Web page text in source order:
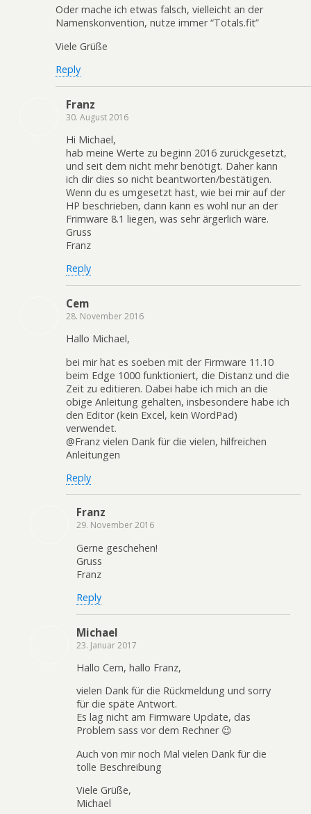
Oder mache ich etwas falsch, vielleicht an der
Namenskonvention, nutze immer “Totals.fit”
Viele Grüße
Reply
Franz
30. August 2016
Hi Michael,
hab meine Werte zu beginn 2016 zurückgesetzt,
und seit dem nicht mehr benötigt. Daher kann
ich dir dies so nicht beantworten/bestätigen.
Wenn du es umgesetzt hast, wie bei mir auf der
HP beschrieben, dann kann es wohl nur an der
Frimware 8.1 liegen, was sehr ärgerlich wäre.
Gruss
Franz
Reply
Cem
28. November 2016
Hallo Michael,
bei mir hat es soeben mit der Firmware 11.10
beim Edge 1000 funktioniert, die Distanz und die
Zeit zu editieren. Dabei habe ich mich an die
obige Anleitung gehalten, insbesondere habe ich
den Editor (kein Excel, kein WordPad)
verwendet.
@Franz vielen Dank für die vielen, hilfreichen
Anleitungen
Reply
Franz
29. November 2016
Gerne geschehen!
Gruss
Franz
Reply
Michael
23. Januar 2017
Hallo Cem, hallo Franz,
vielen Dank für die Rückmeldung und sorry
für die späte Antwort.
Es lag nicht am Firmware Update, das
Problem sass vor dem Rechner 😉
Auch von mir noch Mal vielen Dank für die
tolle Beschreibung
Viele Grüße,
Michael